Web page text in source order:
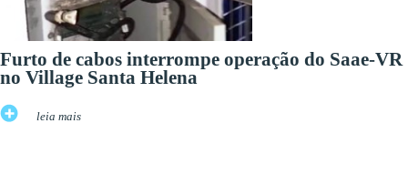
Furto de cabos interrompe operação do Saae-VR
no Village Santa Helena
leia mais